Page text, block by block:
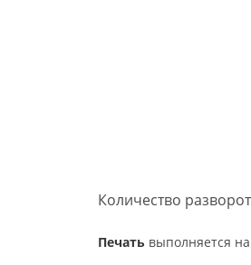
Количество
Печать выполняется